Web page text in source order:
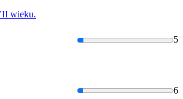
wieku.
5
6